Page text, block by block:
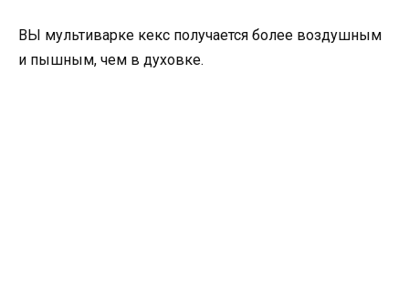
ВЫ мультиварке кекс получается более воздушным
и пышным, чем в духовке.